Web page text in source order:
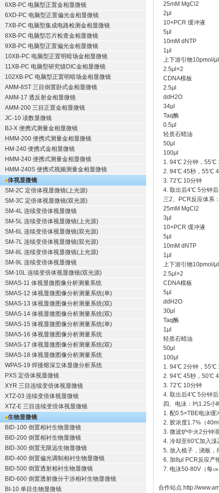
6XB-PC 电脑型正置金相显微镜
6XD-PC 电脑型正置偏光金相显微镜
7XB-PC 电脑型集成电路检测金相显微镜
8XB-PC 电脑型芯片检查金相显微镜
9XB-PC 电脑型正置偏光金相显微镜
10XB-PC 电脑型正置明暗场金相显微镜
11XB-PC 电脑型研究级DIC金相显微镜
102XB-PC 电脑型正置明暗场金相显微镜
AMM-8ST 三目倒置卧式金相显微镜
AMM-17 透反射金相显微镜
AMM-200 三目正置金相显微镜
JC-10 读数显微镜
BJ-X 便携式测量金相显微镜
HMM-200 便携式测量金相显微镜
HM-240 便携式金相显微镜
HMM-240 便携式测量金相显微镜
HMM-240S 便携式视频测量金相显微镜
体视显微镜
SM-2C 定倍体视显微镜(上光源)
SM-3C 定倍体视显微镜(双光源)
SM-4L 连续变倍体视显微镜
SM-5L 连续变倍体视显微镜(上光源)
SM-6L 连续变倍体视显微镜(双光源)
SM-7L 连续变倍体视显微镜(双光源)
SM-8L 连续变倍体视显微镜(上光源)
SM-9L 连续变倍体视显微镜
SM-10L 连续变倍体视显微镜(双光源)
SMAS-11 体视显微图像分析测量系统
SMAS-12 体视显微图像分析测量系统(单)
SMAS-13 体视显微图像分析测量系统(双)
SMAS-14 体视显微图像分析测量系统(双)
SMAS-15 体视显微图像分析测量系统(单)
SMAS-16 体视显微图像分析测量系统
SMAS-17 体视显微图像分析测量系统(双)
SMAS-18 体视显微图像分析测量系统
WPAS-19 焊接熔深立体显微分析系统
PXS 定倍体视显微镜
XYR 三目连续变倍体视显微镜
XTZ-03 连续变倍体视显微镜
XTZ-E 三目连续变倍体视显微镜
生物显微镜
BID-100 倒置相衬生物显微镜
BID-200 倒置相衬生物显微镜
BID-300 倒置无限远生物显微镜
BID-400 倒置偏光调制相衬生物显微镜
BID-500 倒置透射相衬生物显微镜
BID-600 倒置透射微分干涉相衬生物显微镜
BI-10 单目生物显微镜
25mM MgCl2
2μl
10×PCR 缓冲液
5μl
10mM dNTP
1μl
上下游引物10pmol/μl
2.5μl×2
CDNA模板
2.5μl
ddH2O
34μl
Taq酶
0.5μl
轻质石蜡油
50μl
100μl
1. 94℃ 2分钟，55℃
2. 94℃ 45秒，55℃
3. 72℃ 10分钟
4. 取出后4℃ 5分钟
三2、PCR反应体系
25mM MgCl2
3μl
10×PCR 缓冲液
5μl
10mM dNTP
1μl
上下游引物10pmol/μl
2.5μl×2
CDNA模板
5μl
ddH2O
30μl
Taq酶
1μl
轻质石蜡油
50μl
100μl
1. 94℃ 2分钟，55℃
2. 94℃ 45秒，50℃
3. 72℃ 10分钟
4. 取出后4℃ 5分钟
四、电泳：约1.25小
1. 配0.5×TBE电泳缓
2. 胶浓度1.7%（
3. 微波炉中火2分钟
4. 冷却至60℃加入溴
5. 放入梳子，浇板，
6. 加8μl PCR反应产
7. 电泳50-80V（每
合作站点:http://